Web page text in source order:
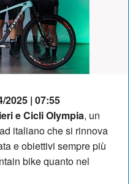
2025 | 07:55
e Cicli Olympia, un
italiano che si rinnova
e obiettivi sempre più
bike quanto nel